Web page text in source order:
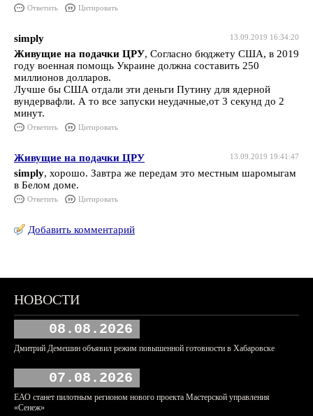
Ответить Цитировать
13.09.2019 16:34:20
simply
Живущие на подачки ЦРУ, Согласно бюджету США, в 2019
году военная помощь Украине должна составить 250
миллионов долларов.
Лучше бы США отдали эти деньги Путину для ядерной
вундервафли. А то все запуски неудачные,от 3 секунд до 2
минут.
Ответить Цитировать
13.09.2019 19:41:47
Живущие на подачки ЦРУ
simply, хорошо. Завтра же передам это местным шаромыгам
в Белом доме.
Ответить Цитировать
Добавить комментарий
НОВОСТИ
08.08.2026
Дмитрий Демешин объявил режим повышенной готовности в Хабаровске
07.08.2026
ЕАО станет пилотным регионом нового проекта Мастерской управления
«Сенеж»